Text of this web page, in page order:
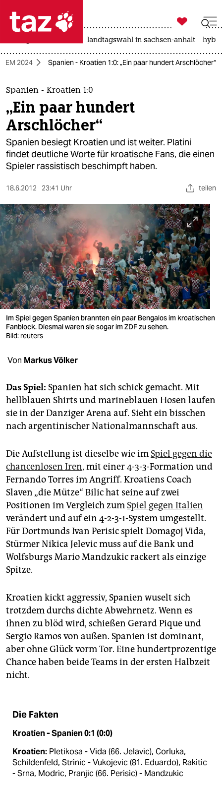
 taz zahl ich
taz zahl ich
themen
politik
öko
gesellschaft
sport
berlin
nord
wahrheit
verlag
verlag
veranstaltungen
unterstützen
abo
genossenschaft

taz zahl ich
landtagswahl in sachsen-anhalt
EM 2024 Spanien - Kroatien 1:0: „Ein paar hundert Arschlöcher“
Spanien - Kroatien 1:0
„Ein paar hundert
Arschlöcher“
Spanien besiegt Kroatien und ist weiter. Platini
findet deutliche Worte für kroatische Fans, die einen
Spieler rassistisch beschimpft haben.
18.6.2012 23:41 Uhr teilen
Im Spiel gegen Spanien brannten ein paar Bengalos im kroatischen
Fanblock. Diesmal waren sie sogar im ZDF zu sehen.
Bild: reuters
Von Markus Völker
Das Spiel: Spanien hat sich schick gemacht. Mit
hellblauen Shirts und marineblauen Hosen laufen
sie in der Danziger Arena auf. Sieht ein bisschen
nach argentinischer Nationalmannschaft aus.
Die Aufstellung ist dieselbe wie im Spiel gegen die
chancenlosen Iren, mit einer 4-3-3-Formation und
Fernando Torres im Angriff. Kroatiens Coach
Slaven „die Mütze“ Bilic hat seine auf zwei
Positionen im Vergleich zum Spiel gegen Italien
verändert und auf ein 4-2-3-1-System umgestellt.
Für Dortmunds Ivan Perisic spielt Domagoj Vida,
Stürmer Nikica Jelevic muss auf die Bank und
Wolfsburgs Mario Mandzukic rackert als einzige
Spitze.
Kroatien kickt aggressiv, Spanien wuselt sich
trotzdem durchs dichte Abwehrnetz. Wenn es
ihnen zu blöd wird, schießen Gerard Pique und
Sergio Ramos von außen. Spanien ist dominant,
aber ohne Glück vorm Tor. Eine hundertprozentige
Chance haben beide Teams in der ersten Halbzeit
nicht.
Die Fakten
Kroatien - Spanien 0:1 (0:0)
Kroatien: Pletikosa - Vida (66. Jelavic), Corluka,
Schildenfeld, Strinic - Vukojevic (81. Eduardo), Rakitic
- Srna, Modric, Pranjic (66. Perisic) - Mandzukic